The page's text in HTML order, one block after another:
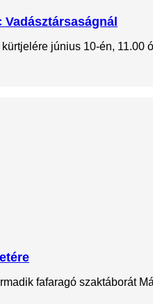
június 10-én,
fafaragó szaktáborát